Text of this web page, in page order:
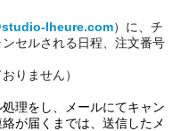
lheure.com）に、チ
セルされる日程、注文番号
りません）
理をし、メールにてキャン
が届くまでは、送信したメ